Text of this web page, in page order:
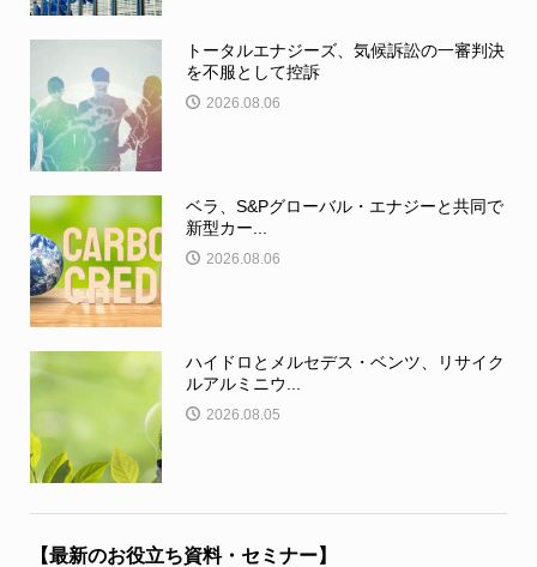
トータルエナジーズ、気候訴訟の一審判決
を不服として控訴
2026.08.06
ベラ、S&Pグローバル・エナジーと共同で
新型カー...
2026.08.06
ハイドロとメルセデス・ベンツ、リサイク
ルアルミニウ...
2026.08.05
【最新のお役立ち資料・セミナー】